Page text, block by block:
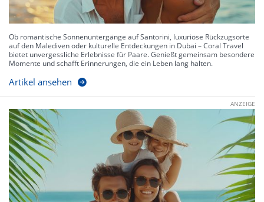
Ob romantische Sonnenuntergänge auf Santorini, luxuriöse Rückzugsorte
auf den Malediven oder kulturelle Entdeckungen in Dubai – Coral Travel
bietet unvergessliche Erlebnisse für Paare. Genießt gemeinsam besondere
Momente und schafft Erinnerungen, die ein Leben lang halten.
Artikel ansehen
ANZEIGE